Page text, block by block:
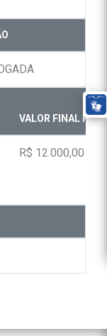
VALOR FINAL R$
R$ 12.000,00